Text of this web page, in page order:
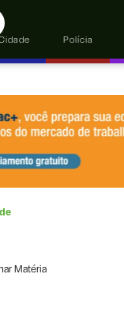
Polícia
Matéria